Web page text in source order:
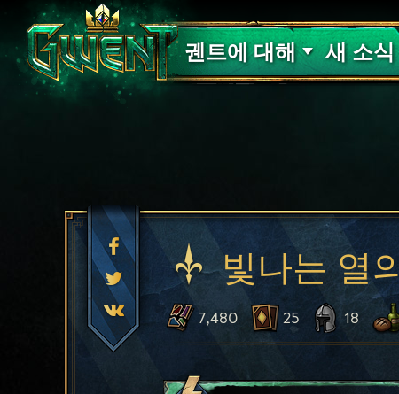
궨트에 대해
고객 지원
새 소식
빛나는 열의
7,480 25 18